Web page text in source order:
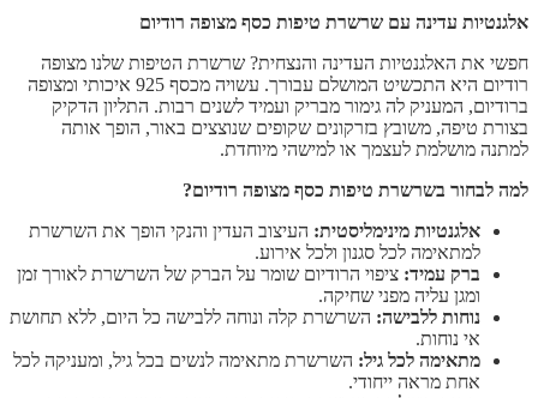
אלגנטיות עדינה עם שרשרת טיפות כסף מצופה רודיום
חפשי את האלגנטיות העדינה והנצחית? שרשרת הטיפות שלנו מצופה
רודיום היא התכשיט המושלם עבורך. עשויה מכסף 925 איכותי ומצופה
ברודיום, המעניק לה גימור מבריק ועמיד לשנים רבות. התליון הדקיק
בצורת טיפה, משובץ בזרקונים שקופים שנוצצים באור, הופך אותה
למתנה מושלמת לעצמך או למישהי מיוחדת.
למה לבחור בשרשרת טיפות כסף מצופה רודיום?
אלגנטיות מינימליסטית: העיצוב העדין והנקי הופך את השרשרת
למתאימה לכל סגנון ולכל אירוע.
ברק עמיד: ציפוי הרודיום שומר על הברק של השרשרת לאורך זמן
ומגן עליה מפני שחיקה.
נוחות ללבישה: השרשרת קלה ונוחה ללבישה כל היום, ללא תחושת
אי נוחות.
מתאימה לכל גיל: השרשרת מתאימה לנשים בכל גיל, ומעניקה לכל
אחת מראה ייחודי.